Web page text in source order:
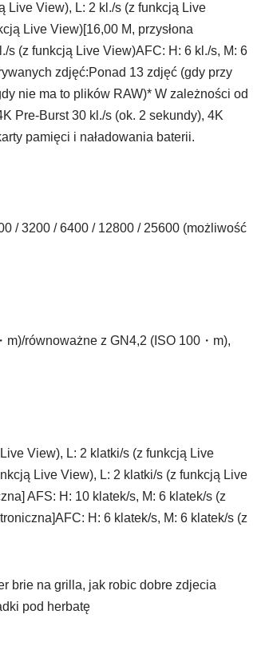
Live View), L: 2 kl./s (z funkcją Live
Live View)[16,00 M, przysłona
s (z funkcją Live View)AFC: H: 6 kl./s, M: 6
zdjęć:Ponad 13 zdjęć (gdy przy
nie ma to plików RAW)* W zależności od
Pre-Burst 30 kl./s (ok. 2 sekundy), 4K
pamięci i naładowania baterii.
/ 3200 / 6400 / 12800 / 25600 (możliwość
równoważne z GN4,2 (ISO 100・m),
View), L: 2 klatki/s (z funkcją Live
Live View), L: 2 klatki/s (z funkcją Live
AFS: H: 10 klatek/s, M: 6 klatek/s (z
H: 6 klatek/s, M: 6 klatek/s (z
brie na grilla, jak robic dobre zdjecia
pod herbatę